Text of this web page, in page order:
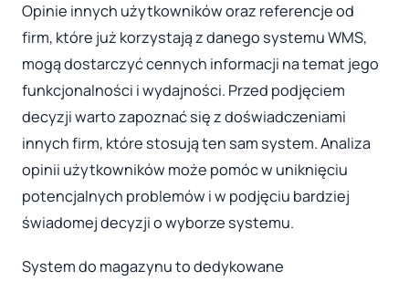
Opinie innych użytkowników oraz referencje od
firm, które już korzystają z danego systemu WMS,
mogą dostarczyć cennych informacji na temat jego
funkcjonalności i wydajności. Przed podjęciem
decyzji warto zapoznać się z doświadczeniami
innych firm, które stosują ten sam system. Analiza
opinii użytkowników może pomóc w uniknięciu
potencjalnych problemów i w podjęciu bardziej
świadomej decyzji o wyborze systemu.
System do magazynu to dedykowane